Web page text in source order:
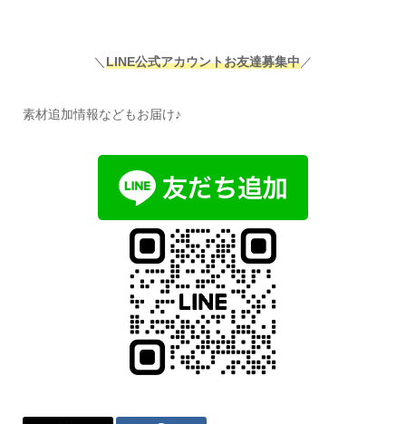
＼ LINE公式アカウントお友達募集中／
素材追加情報などもお届け♪